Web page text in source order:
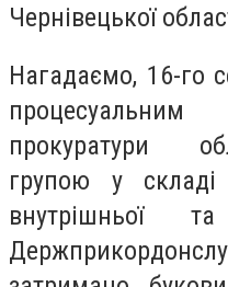
Чернівецької
Нагадаємо, 16-го
прокуратури
групою у складі
внутрішньої